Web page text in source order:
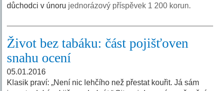
důchodci v únoru jednorázový příspěvek 1 200 korun.
Život bez tabáku: část pojišťoven
snahu ocení
05.01.2016
Klasik praví: „Není nic lehčího než přestat kouřit. Já sám